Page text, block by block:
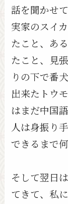
話を聞かせ
実家のスイ
たこと、あ
たこと、見
りの下で番
出来たトウ
はまだ中国
人は身振り
できるまで
そして翌日
てきて、私